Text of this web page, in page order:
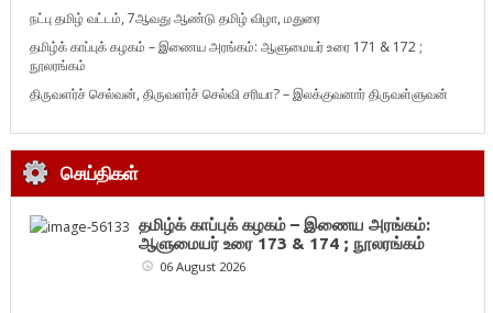
நட்பு தமிழ் வட்டம், 7ஆவது ஆண்டு தமிழ் விழா, மதுரை
தமிழ்க் காப்புக் கழகம் – இணைய அரங்கம்: ஆளுமையர் உரை 171 & 172 ;
நூலரங்கம்
திருவளர்ச் செல்வன், திருவளர்ச் செல்வி சரியா? – இலக்குவனார் திருவள்ளுவன்
செய்திகள்
தமிழ்க் காப்புக் கழகம் – இணைய அரங்கம்:
ஆளுமையர் உரை 173 & 174 ; நூலரங்கம்
06 August 2026